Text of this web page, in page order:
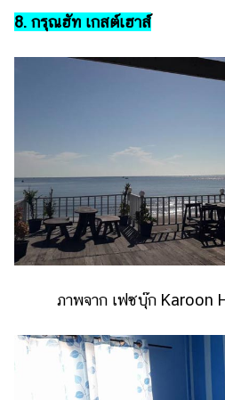
8. กรุณฮัท เกสต์เฮาส์
ภาพจาก เฟซบุ๊ก Karoon